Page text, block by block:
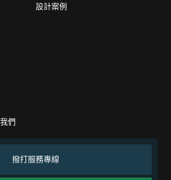
設計案例
們
撥打服務專線